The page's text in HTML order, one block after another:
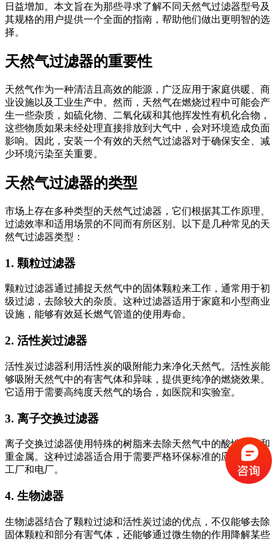
日益增加。本文旨在为那些寻求了解不同天然气过滤器型号及
其规格的用户提供一个全面的指南，帮助他们做出更明智的选
择。
天然气过滤器的重要性
天然气作为一种清洁且高效的能源，广泛应用于家庭供暖、商
业设施以及工业生产中。然而，天然气在燃烧过程中可能会产
生一些杂质，如硫化物、二氧化碳和其他挥发性有机化合物，
这些物质如果未经处理直接排放到大气中，会对环境造成负面
影响。因此，安装一个有效的天然气过滤器对于确保安全、减
少环境污染至关重要。
天然气过滤器的类型
市场上存在多种类型的天然气过滤器，它们根据其工作原理、
过滤效率和适用场景的不同而有所区别。以下是几种常见的天
然气过滤器类型：
1. 颗粒过滤器
颗粒过滤器通过捕捉天然气中的固体颗粒来工作，通常用于初
级过滤，去除较大的杂质。这种过滤器适用于家庭和小型商业
设施，能够有效延长燃气管道的使用寿命。
2. 活性炭过滤器
活性炭过滤器利用活性炭的吸附能力来净化天然气。活性炭能
够吸附天然气中的有害气体和异味，提供更纯净的燃烧效果。
它适用于需要高纯度天然气的场合，如医院和实验室。
3. 离子交换过滤器
离子交换过滤器使用特殊的树脂来去除天然气中的酸性气体和
重金属。这种过滤器适合用于需要严格环保标准的应用，如化
工厂和电厂。
4. 生物滤器
生物滤器结合了颗粒过滤和活性炭过滤的优点，不仅能够去除
固体颗粒和部分有害气体，还能够通过微生物的作用降解某些